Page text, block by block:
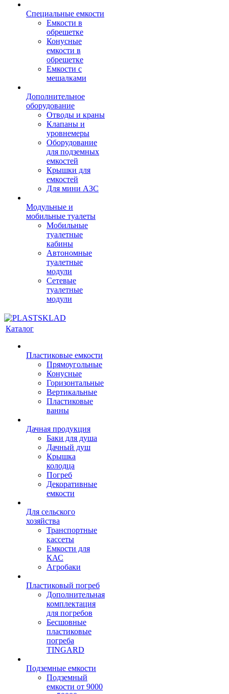
Специальные емкости
Емкости в
обрешетке
Конусные
емкости в
обрешетке
Емкости с
мешалками
Дополнительное
оборудование
Отводы и краны
Клапаны и
уровнемеры
Оборудование
для подземных
емкостей
Крышки для
емкостей
Для мини АЗС
Модульные и
мобильные туалеты
Мобильные
туалетные
кабины
Автономные
туалетные
модули
Сетевые
туалетные
модули
Каталог
Пластиковые емкости
Прямоугольные
Конусные
Горизонтальные
Вертикальные
Пластиковые
ванны
Дачная продукция
Баки для душа
Дачный душ
Крышка
колодца
Погреб
Декоративные
емкости
Для сельского
хозяйства
Транспортные
кассеты
Емкости для
КАС
Агробаки
Пластиковый погреб
Дополнительная
комплектация
для погребов
Бесшовные
пластиковые
погреба
TINGARD
Подземные емкости
Подземный
емкости от 9000